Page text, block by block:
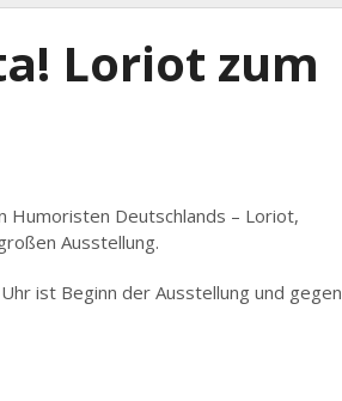
Loriot zum
Humoristen Deutschlands – Loriot,
Ausstellung.
ist Beginn der Ausstellung und gegen